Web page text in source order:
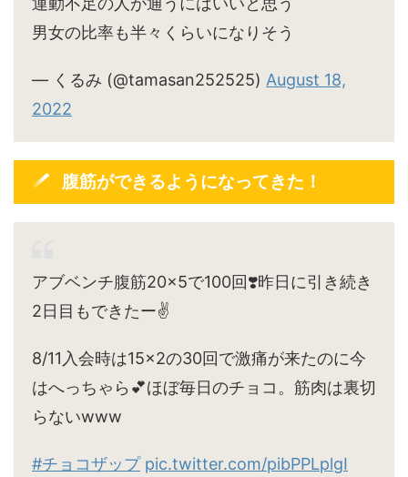
男女の比率も半々くらいになりそう
— くるみ (@tamasan252525) August 18,
2022
腹筋ができるようになってきた！
アブベンチ腹筋20×5で100回❣️昨日に引き続き
2日目もできたー✌️
8/11入会時は15×2の30回で激痛が来たのに今
はへっちゃら💕ほぼ毎日のチョコ。筋肉は裏切
らないwww
#チョコザップ pic.twitter.com/pibPPLplgI